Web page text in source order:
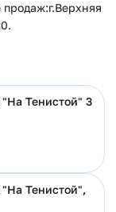
Тенистой" 3